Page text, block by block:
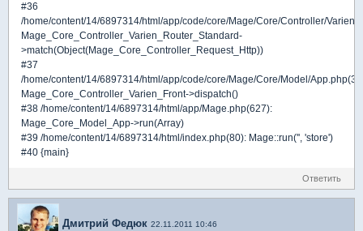
#36
/home/content/14/6897314/html/app/code/core/Mage/Core/Controller/Varien/
Mage_Core_Controller_Varien_Router_Standard-
>match(Object(Mage_Core_Controller_Request_Http))
#37
/home/content/14/6897314/html/app/code/core/Mage/Core/Model/
Mage_Core_Controller_Varien_Front->dispatch()
#38 /home/content/14/6897314/html/app/Mage.php(627):
Mage_Core_Model_App->run(Array)
#39 /home/content/14/6897314/html/index.php(80): Mage::run('', 'store')
#40 {main}
Ответить
Дмитрий Федюк 22.11.2011 10:46